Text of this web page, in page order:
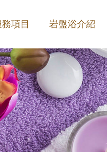
項目 岩盤浴介紹